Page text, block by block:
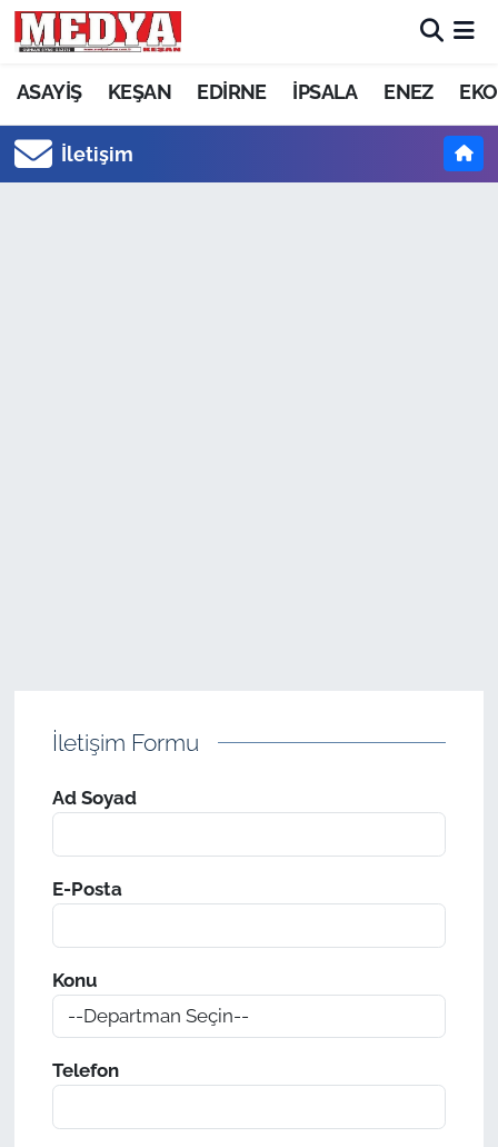
ASAYİŞ KEŞAN EDİRNE İPSALA ENEZ
İletişim
İletişim Formu
Ad Soyad
E-Posta
Konu
Telefon
KEŞAN
E-GAZETE
TEKİRDAĞ
ÇANAKKALE